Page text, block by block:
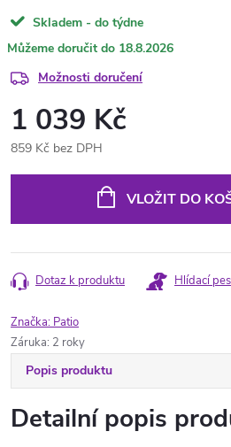
Skladem - do týdne
18.8.2026
Možnosti doručení
1 039 Kč
859 Kč bez DPH
VLOŽIT DO
Dotaz k produktu Hlídací pes
Značka: Patio
Záruka: 2 roky
Popis produktu
Detailní popis